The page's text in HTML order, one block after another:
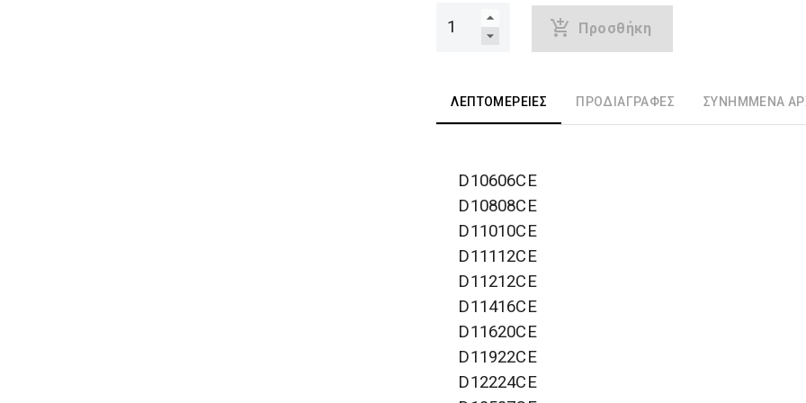
Προσθήκη
ΛΕΠΤΟΜΈΡΕΙΕΣ ΠΡΟΔΙΑΓΡΑΦΈΣ ΣΥΝΗΜΜΈΝΑ
D10606CE
D10808CE
D11010CE
D11112CE
D11212CE
D11416CE
D11620CE
D11922CE
D12224CE